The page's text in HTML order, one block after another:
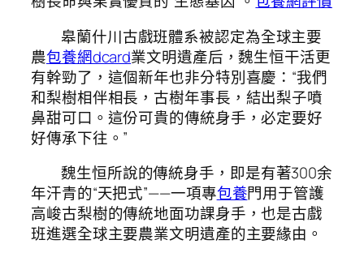
皋蘭什川古戲班體系被認定為全球主要
農包養網dcard業文明遺產后，魏生恒干活更
有幹勁了，這個新年也非分特別喜慶：“我們
和梨樹相伴相長，古樹年事長，結出梨子噴
鼻甜可口。這份可貴的傳統身手，必定要好
好傳承下往。”
魏生恒所說的傳統身手，即是有著300余
年汗青的“天把式”——一項專包養門用于管護
高峻古梨樹的傳統地面功課身手，也是古戲
班進選全球主要農業文明遺產的主要緣由。